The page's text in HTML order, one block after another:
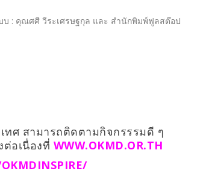
บ : คุณศศี วีระเศรษฐกุล และ สำนักพิมพ์ฟูลสต๊อป
ศ สามารถติดตามกิจกรรรมดี ๆ
อเนื่องที่ WWW.OKMD.OR.TH